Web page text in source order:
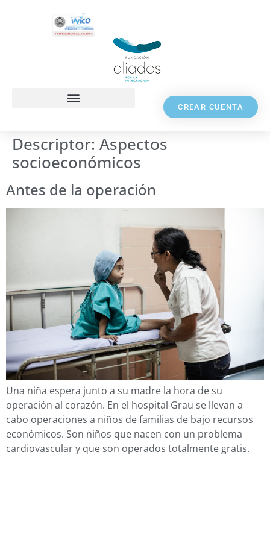
CREAR CUENTA
Descriptor: Aspectos
socioeconómicos
Antes de la operación
Una niña espera junto a su madre la hora de su
operación al corazón. En el hospital Grau se llevan a
cabo operaciones a niños de familias de bajo recursos
económicos. Son niños que nacen con un problema
cardiovascular y que son operados totalmente gratis.